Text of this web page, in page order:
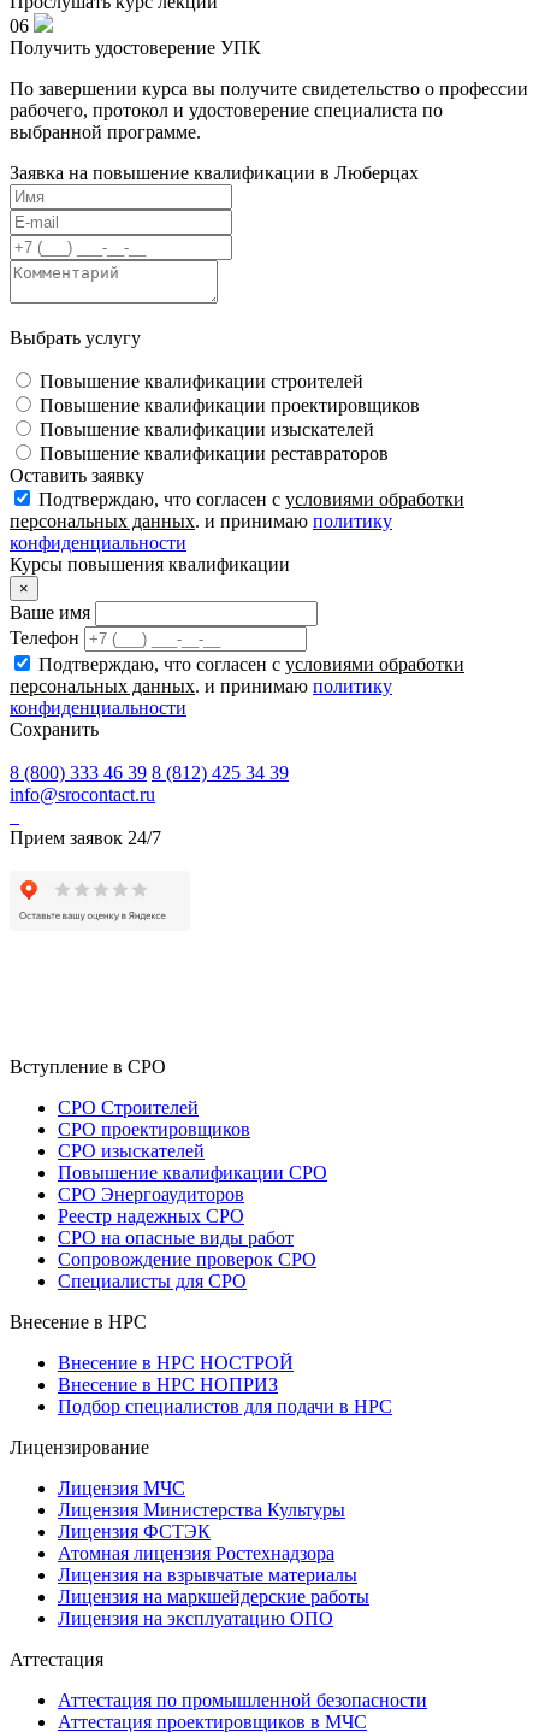
06
Получить удостоверение УПК
По завершении курса вы получите свидетельство о профессии
рабочего, протокол и удостоверение специалиста по
выбранной программе.
Заявка на повышение квалификации в Люберцах
Выбрать услугу
Повышение квалификации строителей
Повышение квалификации проектировщиков
Повышение квалификации изыскателей
Повышение квалификации реставраторов
Оставить заявку
Подтверждаю, что согласен с условиями обработки
персональных данных. и принимаю политику
конфиденциальности
Курсы повышения квалификации
×
Ваше имя
Телефон
Подтверждаю, что согласен с условиями обработки
персональных данных. и принимаю политику
конфиденциальности
Сохранить
8 (800) 333 46 39 8 (812) 425 34 39
info@srocontact.ru
Прием заявок 24/7
Вступление в СРО
СРО Строителей
СРО проектировщиков
СРО изыскателей
Повышение квалификации СРО
СРО Энергоаудиторов
Реестр надежных СРО
СРО на опасные виды работ
Сопровождение проверок СРО
Специалисты для СРО
Внесение в НРС
Внесение в НРС НОСТРОЙ
Внесение в НРС НОПРИЗ
Подбор специалистов для подачи в НРС
Лицензирование
Лицензия МЧС
Лицензия Министерства Культуры
Лицензия ФСТЭК
Атомная лицензия Ростехнадзора
Лицензия на взрывчатые материалы
Лицензия на маркшейдерские работы
Лицензия на эксплуатацию ОПО
Аттестация
Аттестация по промышленной безопасности
Аттестация проектировщиков в МЧС